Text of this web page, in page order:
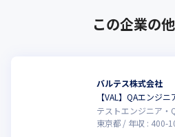
この企業の
バルテス株式会社
【VAL】QAエンジ
テストエンジニア・
東京都
年収 : 400-